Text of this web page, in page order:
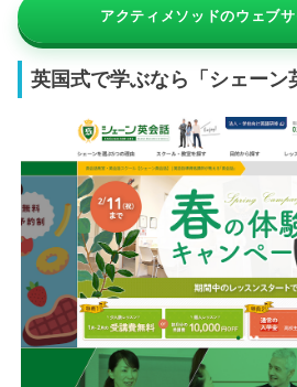
アクティメソッドのウェブ
英国式で学ぶなら「シェーン